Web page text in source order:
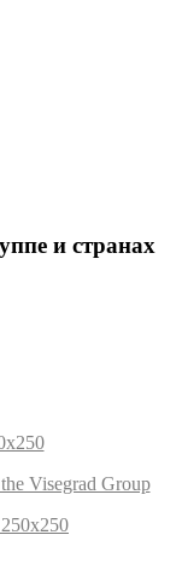
и странах